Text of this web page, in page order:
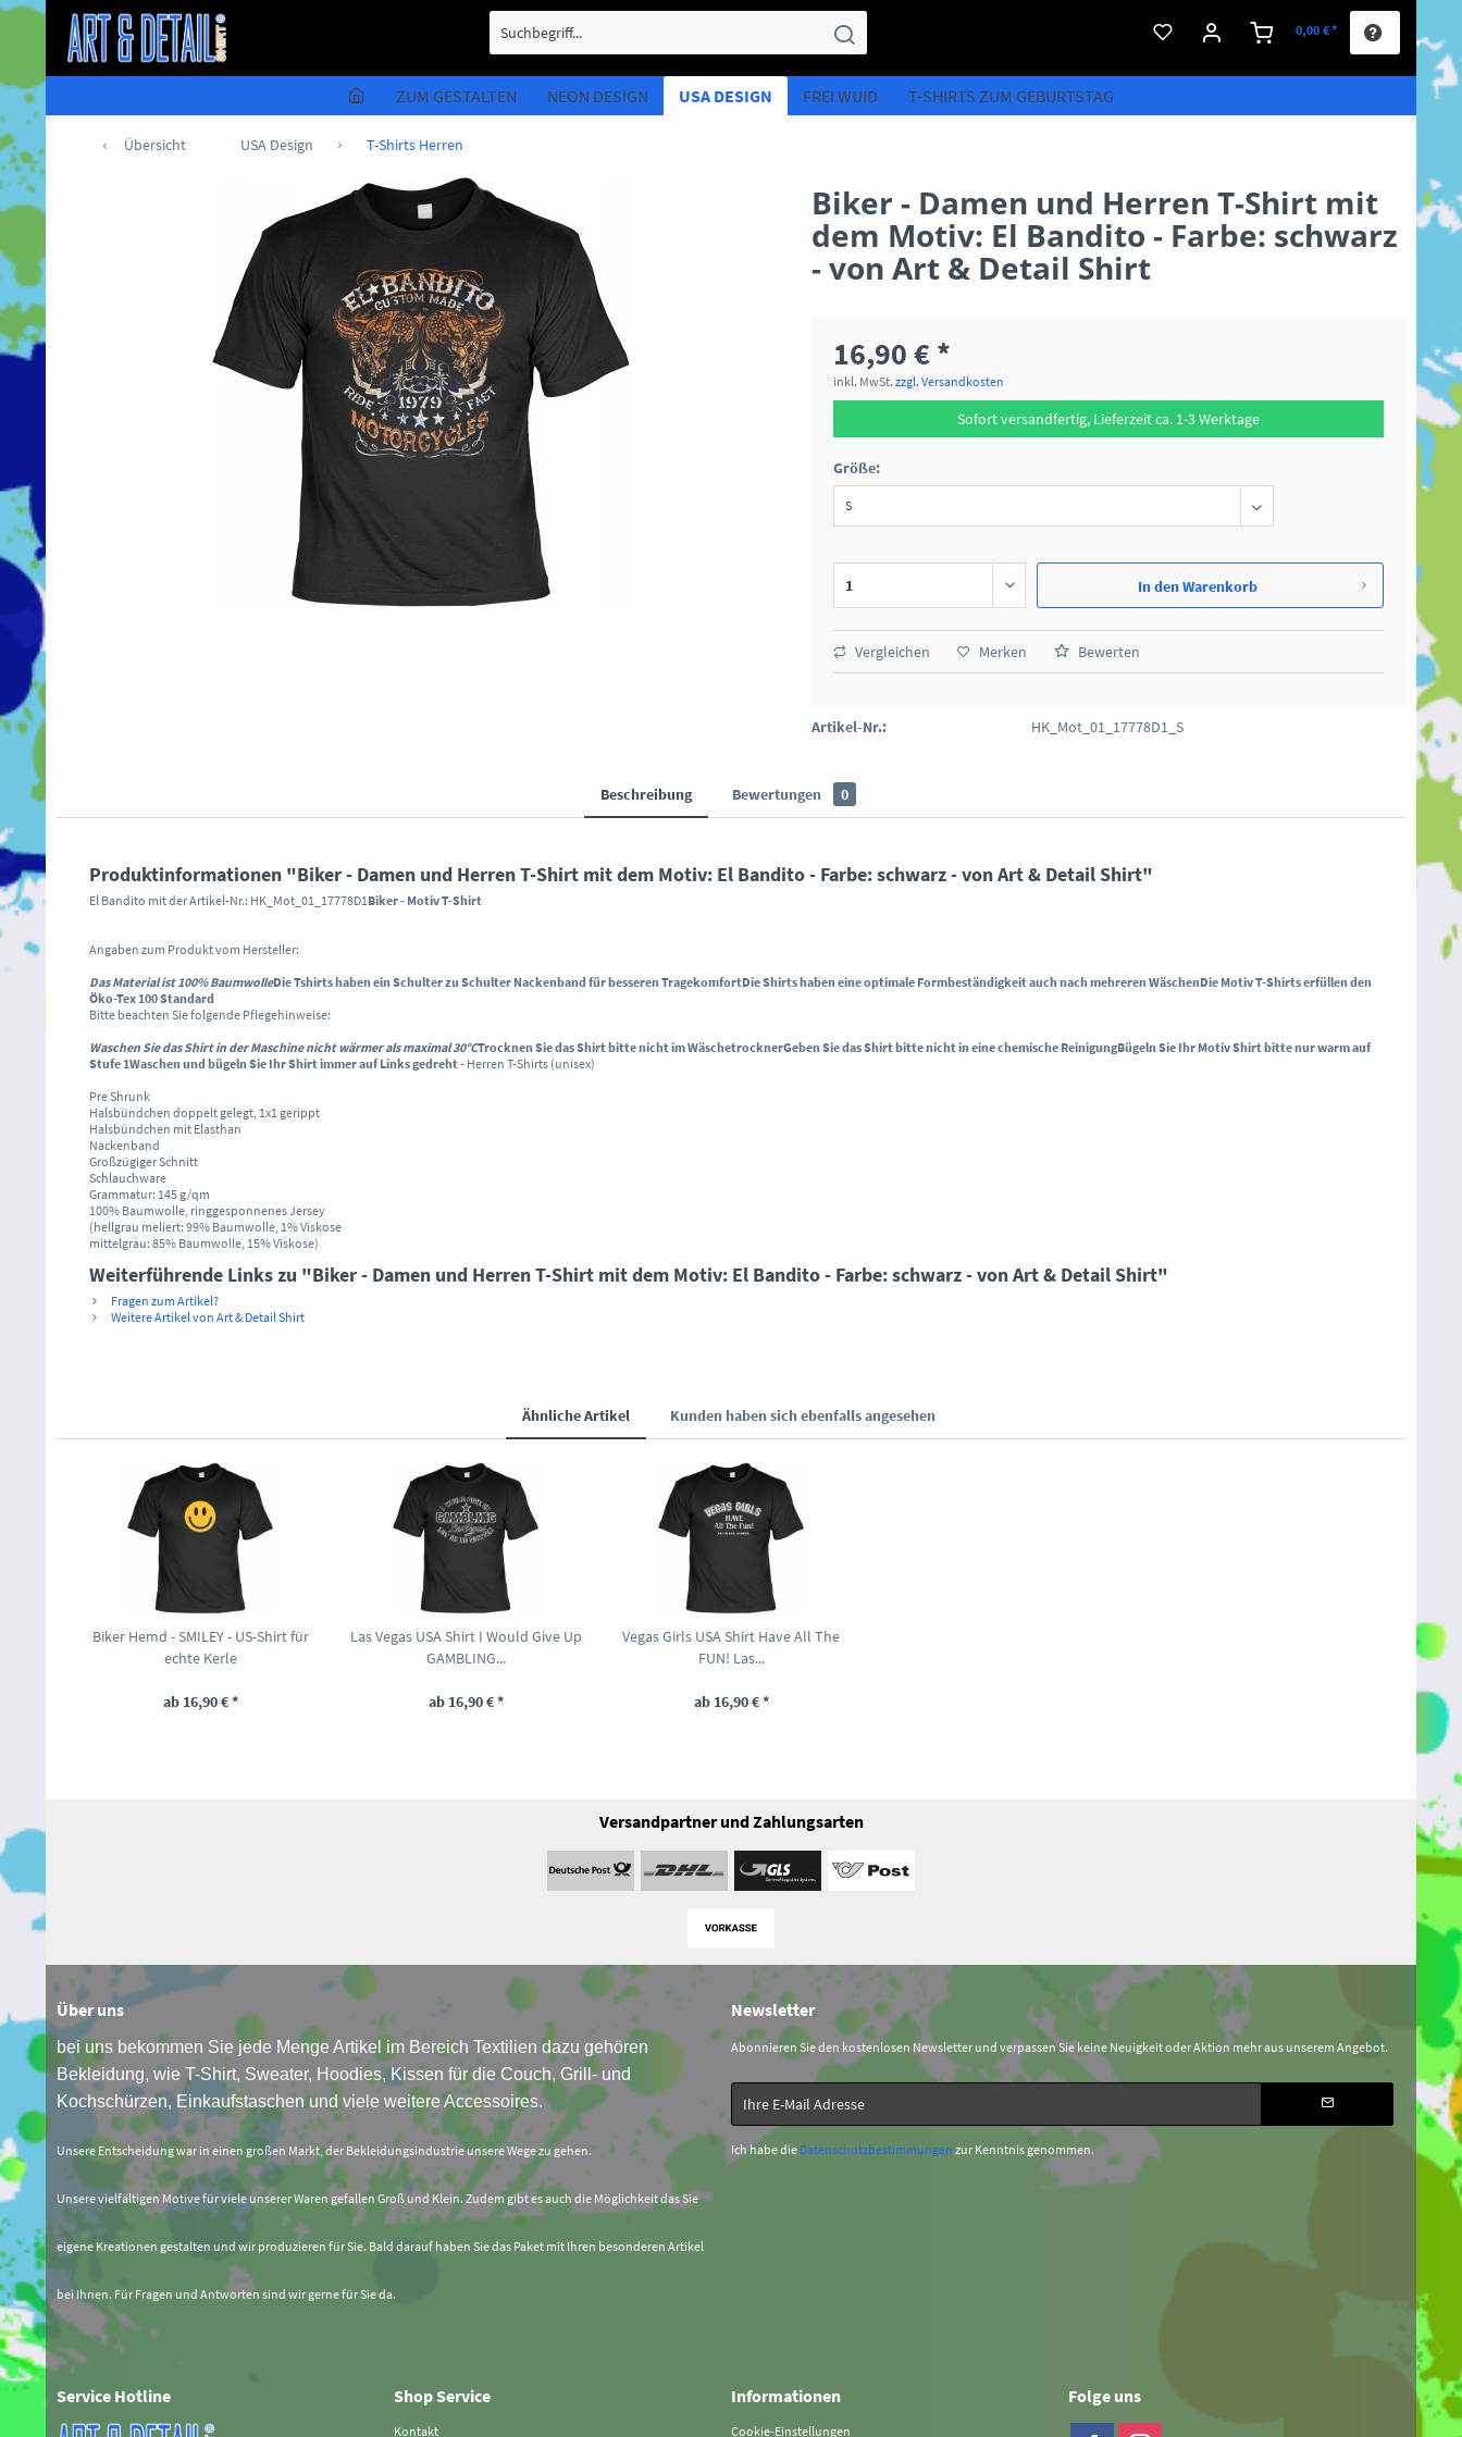
0,00 € *
ZUM GESTALTEN NEON DESIGN USA DESIGN FREI WUID T-SHIRTS ZUM GEBURTSTAG
Übersicht USA Design T-Shirts Herren
Biker - Damen und Herren T-Shirt mit
dem Motiv: El Bandito - Farbe: schwarz
- von Art & Detail Shirt
16,90 € *
inkl. MwSt.zzgl. Versandkosten
Sofort versandfertig, Lieferzeit ca. 1-3 Werktage
Größe:
In denWarenkorb
Vergleichen Merken Bewerten
Artikel-Nr.: HK_Mot_01_17778D1_S
Beschreibung Bewertungen 0
Produktinformationen "Biker - Damen und Herren T-Shirt mit dem Motiv: El Bandito - Farbe: schwarz - von Art & Detail Shirt"
El Bandito mit der Artikel-Nr.: HK_Mot_01_17778D1 Biker - Motiv T-Shirt
Angaben zum Produkt vom Hersteller:
Das Material ist 100% BaumwolleDie Tshirts haben ein Schulter zu Schulter Nackenband für besseren TragekomfortDie Shirts haben eine optimale Formbeständigkeit auch nach mehreren WäschenDie Motiv T-Shirts erfüllen den
Öko-Tex 100 Standard
Bitte beachten Sie folgende Pflegehinweise:
Waschen Sie das Shirt in der Maschine nicht wärmer als maximal 30°CTrocknen Sie das Shirt bitte nicht im WäschetrocknerGeben Sie das Shirt bitte nicht in eine chemische ReinigungBügeln Sie Ihr Motiv Shirt bitte nur warm auf
Stufe 1Waschen und bügeln Sie Ihr Shirt immer auf Links gedreht- Herren T-Shirts (unisex)
Pre Shrunk
Halsbündchen doppelt gelegt, 1x1 gerippt
Halsbündchen mit Elasthan
Nackenband
Großzügiger Schnitt
Schlauchware
Grammatur: 145 g/qm
100% Baumwolle, ringgesponnenes Jersey
(hellgrau meliert: 99% Baumwolle, 1% Viskose
mittelgrau: 85% Baumwolle, 15% Viskose)
Weiterführende Links zu "Biker - Damen und Herren T-Shirt mit dem Motiv: El Bandito - Farbe: schwarz - von Art & Detail Shirt"
Fragen zum Artikel?
Weitere Artikel von Art & Detail Shirt
Ähnliche Artikel Kunden haben sich ebenfalls angesehen
Biker Hemd - SMILEY - US-Shirt für
echte Kerle
ab 16,90 € *
Las Vegas USA Shirt I Would Give Up
GAMBLING...
ab 16,90 € *
Vegas Girls USA Shirt Have All The
FUN! Las...
ab 16,90 € *
Versandpartner und Zahlungsarten
Über uns
bei uns bekommen Sie jede Menge Artikel im Bereich Textilien dazu gehören
Bekleidung, wie T-Shirt, Sweater, Hoodies, Kissen für die Couch, Grill- und
Kochschürzen, Einkaufstaschen und viele weitere Accessoires.
Unsere Entscheidung war in einen großen Markt, der Bekleidungsindustrie unsere Wege zu gehen.
Unsere vielfältigen Motive für viele unserer Waren gefallen Groß und Klein. Zudem gibt es auch die Möglichkeit das Sie
eigene Kreationen gestalten und wir produzieren für Sie. Bald darauf haben Sie das Paket mit Ihren besonderen Artikel
bei Ihnen. Für Fragen und Antworten sind wir gerne für Sie da.
Newsletter
Abonnieren Sie den kostenlosen Newsletter und verpassen Sie keine Neuigkeit oder Aktion mehr aus unserem Angebot.
Ich habe die Datenschutzbestimmungen zur Kenntnis genommen.
Service Hotline Shop Service
Kontakt
Informationen
Cookie-Einstellungen
Folge uns